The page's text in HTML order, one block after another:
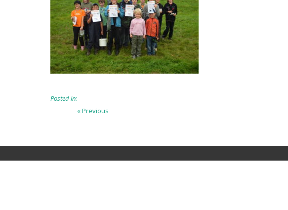
Posted in:
Beitragsnavigation
« Previous